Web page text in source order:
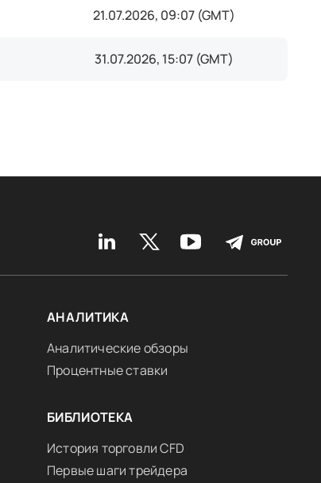
21.07.2026, 09:07 (GMT)
31.07.2026, 15:07 (GMT)
АНАЛИТИКА
Аналитические обзоры
Процентные ставки
БИБЛИОТЕКА
История торговли CFD
Первые шаги трейдера